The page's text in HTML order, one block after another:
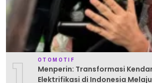
OTOMOTIF
Menperin: Transformasi
Elektrifikasi di Indonesia